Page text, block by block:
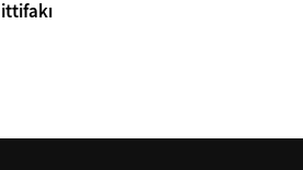
ittifakı